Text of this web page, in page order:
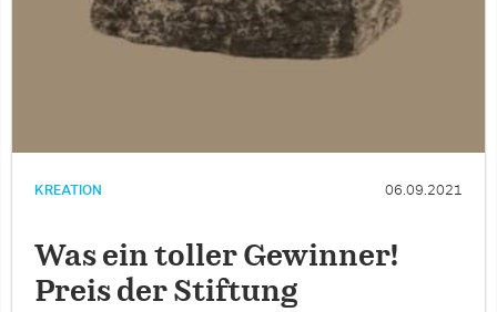
KREATION 06.09.2021
Was ein toller Gewinner!
Preis der Stiftung